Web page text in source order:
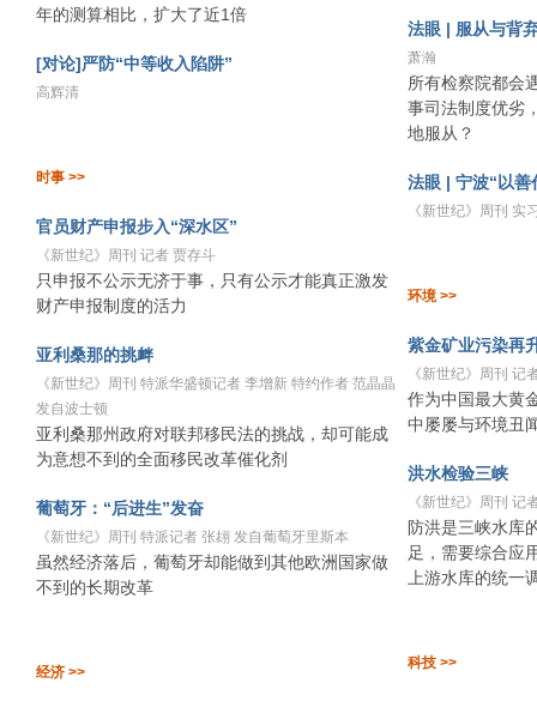
年的测算相比，扩大了近1倍
[对论]严防“中等收入陷阱”
高辉清
时事 >>
官员财产申报步入“深水区”
《新世纪》周刊 记者 贾存斗
只申报不公示无济于事，只有公示才能真正激发
财产申报制度的活力
亚利桑那的挑衅
《新世纪》周刊 特派华盛顿记者 李增新 特约作者 范晶晶
发自波士顿
亚利桑那州政府对联邦移民法的挑战，却可能成
为意想不到的全面移民改革催化剂
葡萄牙：“后进生”发奋
《新世纪》周刊 特派记者 张翃 发自葡萄牙里斯本
虽然经济落后，葡萄牙却能做到其他欧洲国家做
不到的长期改革
经济 >>
法眼 | 服从与背
萧瀚
所有检察院都会
事司法制度优劣
地服从？
法眼 | 宁波“以善
《新世纪》周刊 实
环境 >>
紫金矿业污染再
《新世纪》周刊 记
作为中国最大黄
中屡屡与环境丑
洪水检验三峡
《新世纪》周刊 记
防洪是三峡水库
足，需要综合应
上游水库的统一
科技 >>